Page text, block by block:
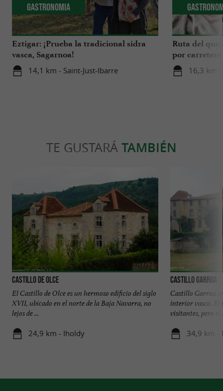
Eztigar: ¡Prueba la tradicional sidra
vasca, Sagarnoa!
14,1 km - Saint-Just-Ibarre
Gastronomia
Ruta del
por carretera
Iraty
16,3 km
TE GUSTARÁ TAMBIÉN
Castillo de Olce
El Castillo de Olce es un hermoso edificio del siglo
XVII, ubicado en el norte de la Baja Navarra, no
lejos de ...
24,9 km - Iholdy
Castillo Garroa
Castillo Garroa
interior vasco. El
visitantes, pero el
34,9 km -